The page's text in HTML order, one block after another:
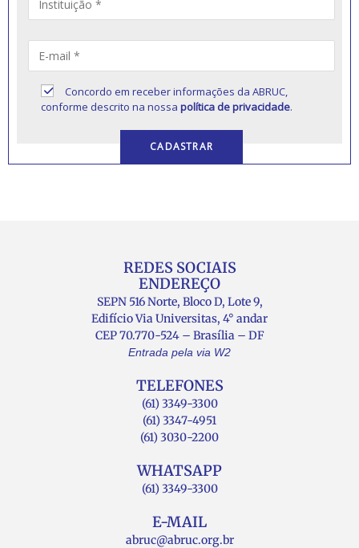
Concordo em receber informações da ABRUC,
conforme descrito na nossapolítica de privacidade.
REDES SOCIAIS
ENDEREÇO
SEPN 516 Norte, Bloco D, Lote 9,
Edifício Via Universitas, 4° andar
CEP 70.770-524 – Brasília – DF
Entrada pela via W2
TELEFONES
(61) 3349-3300
(61) 3347-4951
(61) 3030-2200
WHATSAPP
(61) 3349-3300
E-MAIL
abruc@abruc.org.br